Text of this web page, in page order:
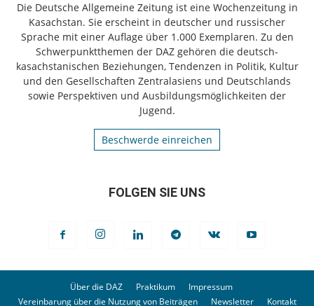
Die Deutsche Allgemeine Zeitung ist eine Wochenzeitung in
Kasachstan. Sie erscheint in deutscher und russischer
Sprache mit einer Auflage über 1.000 Exemplaren. Zu den
Schwerpunktthemen der DAZ gehören die deutsch-
kasachstanischen Beziehungen, Tendenzen in Politik, Kultur
und den Gesellschaften Zentralasiens und Deutschlands
sowie Perspektiven und Ausbildungsmöglichkeiten der
Jugend.
Beschwerde einreichen
FOLGEN SIE UNS
Über die DAZ Praktikum
Impressum
Vereinbarung über die Nutzung von Beiträgen
Newsletter Kontakt